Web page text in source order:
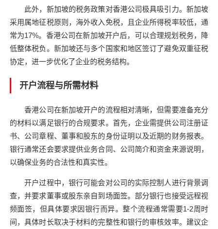
此外，新加坡的税务政策对香港公司极具吸引力。新加坡
采用属地征税原则，海外收入免税，且企业所得税率较低，通
常为17%。香港公司在新加坡开户后，可以合理规划税务，降
低整体税负。新加坡还与多个国家和地区签订了避免双重征税
协定，进一步优化了企业的税务结构。
开户流程与所需材料
香港公司在新加坡开户的流程相对清晰，但需要准备充分
的材料以满足银行的合规要求。首先，企业需提供公司注册证
书、公司章程、董事和股东的身份证明以及近期的财务报表。
银行通常还会要求提供业务合同、公司简介和资金来源说明，
以确保业务的合法性和真实性。
开户过程中，银行可能会对公司的实际控制人进行背景调
查，并要求董事或股东亲自到场面签。部分银行也接受远程视
频面签，但具体要求因银行而异。整个流程通常需要1-2周时
间，具体时长取决于材料的完整性和银行的审核效率。建议企